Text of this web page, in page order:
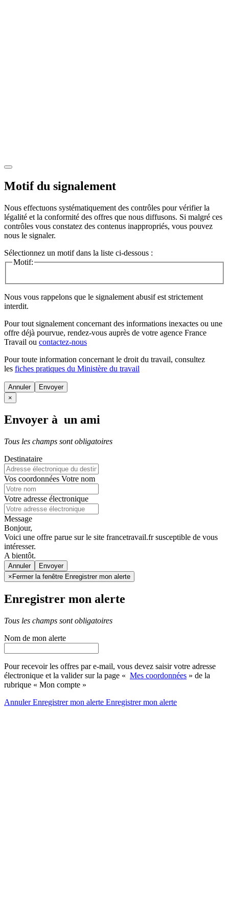
Motif du signalement
Nous effectuons systématiquement des contrôles pour vérifier la
légalité et la conformité des offres que nous diffusons. Si malgré ces
contrôles vous constatez des contenus inappropriés, vous pouvez
nous le signaler.
Sélectionnez un motif dans la liste ci-dessous :
Motif:
Nous vous rappelons que le signalement abusif est strictement
interdit.
Pour tout signalement concernant des informations inexactes ou une
offre déjà pourvue, rendez-vous auprès de votre agence France
Travail ou contactez-nous
Pour toute information concernant le droit du travail, consultez
les fiches pratiques du Ministère du travail
Annuler
×
Envoyer à un ami
Tous les champs sont obligatoires
Destinataire
Vos coordonnées Votre nom
Votre adresse électronique
Message
Bonjour,
Voici une offre parue sur le site francetravail.fr susceptible de vous
intéresser.
A bientôt.
Annuler
× Fermer la fenêtre Enregistrer mon alerte
Enregistrer mon alerte
Tous les champs sont obligatoires
Nom de mon alerte
Pour recevoir les offres par e-mail, vous devez saisir votre adresse
électronique et la valider sur la page « Mes coordonnées » de la
rubrique « Mon compte »
AnnulerEnregistrer mon alerte Enregistrermon alerte